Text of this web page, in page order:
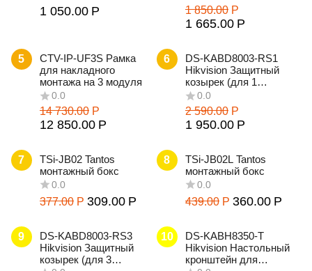
0.0 0.0
0.0
1 050.00 Р
0.0
1 850.00 Р
1 665.00 Р
5
CTV-IP-UF3S Рамка
для накладного
монтажа на 3 модуля
14 730.00 Р
12 850.00 Р
6
DS-KABD8003-RS1
Hikvision Защитный
козырек (для 1
модуля)
2 590.00 Р
1 950.00 Р
7
TSi-JB02 Tantos
монтажный бокс
377.00 Р 309.00 Р
8
TSi-JB02L Tantos
монтажный бокс
439.00 Р 360.00 Р
9
DS-KABD8003-RS3
Hikvision Защитный
козырек (для 3
10
DS-KABH8350-T
Hikvision Настольный
кронштейн для